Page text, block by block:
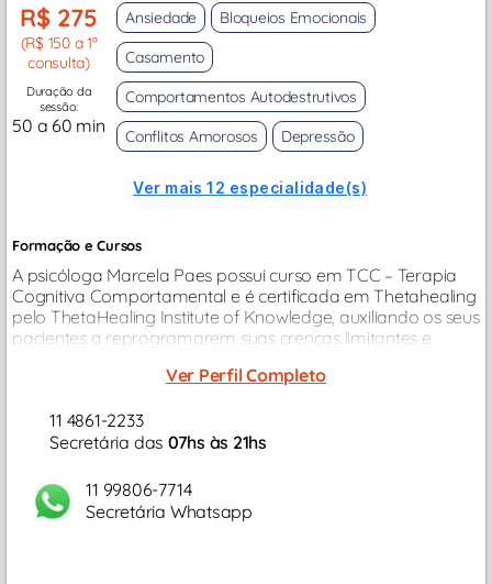
R$ 275
(R$ 150 a 1ª
consulta)
Duração da
sessão:
50 a 60 min
Ansiedade
Bloqueios Emocionais
Casamento
Comportamentos Autodestrutivos
Conflitos Amorosos
Depressão
Ver mais 12 especialidade(s)
Formação e Cursos
A psicóloga Marcela Paes possui curso em TCC – Terapia
Cognitiva Comportamental e é certificada em Thetahealing
pelo ThetaHealing Institute of Knowledge, auxiliando os seus
pacientes a reprogramarem suas crenças limitantes e
suas potencialidades.Ver Perfil Completo
11 4861-2233
Secretária das 07hs às 21hs
11 99806-7714
Secretária Whatsapp